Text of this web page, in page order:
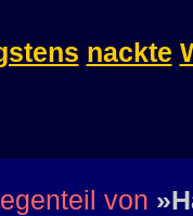
nackte
von